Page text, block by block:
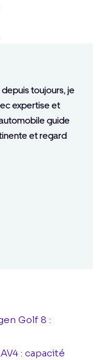
toujours, je
expertise et
guide
et regard
Golf 8 :
: capacité